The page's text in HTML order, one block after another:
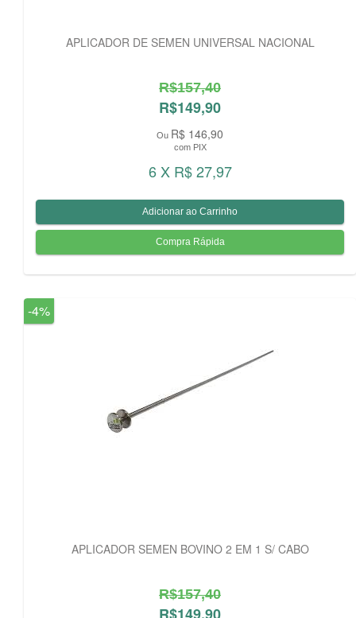
APLICADOR DE SEMEN UNIVERSAL NACIONAL
R$157,40
R$149,90
Ou R$ 146,90
com PIX
6 X R$ 27,97
-4%
APLICADOR SEMEN BOVINO 2 EM 1 S/ CABO
R$157,40